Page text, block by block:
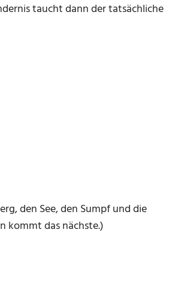
taucht dann der tatsächliche
den See, den Sumpf und die
kommt das nächste.)